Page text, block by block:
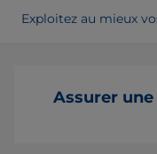
Exploitez au mieux
Assurer